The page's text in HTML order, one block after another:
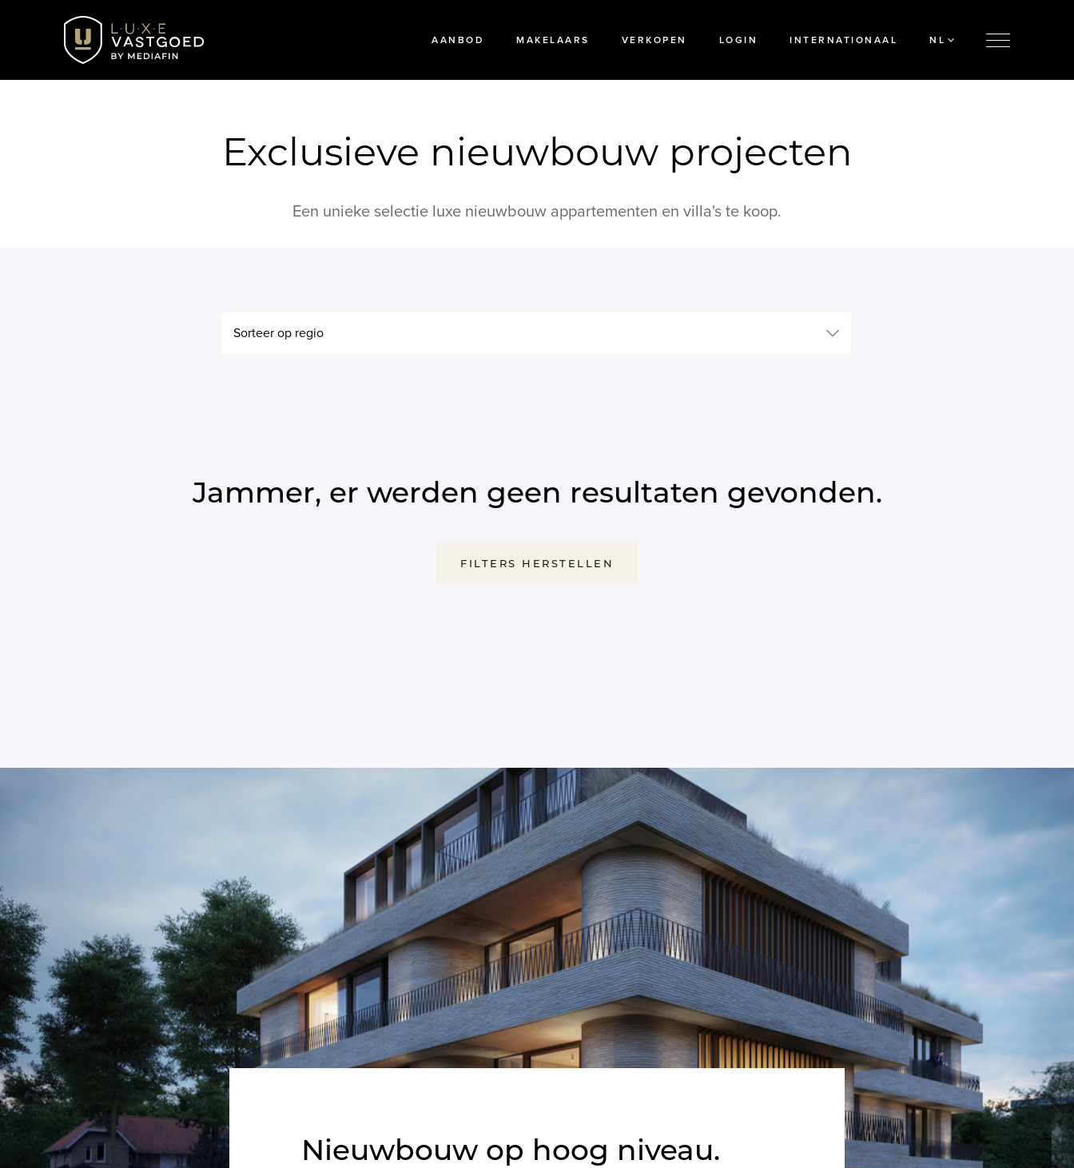
AANBOD MAKELAARS VERKOPEN LOGIN INTERNATIONAAL NL
Exclusieve nieuwbouw projecten
Een unieke selectie luxe nieuwbouw appartementen en villa's te koop.
Sorteer op regio
Jammer, er werden geen resultaten gevonden.
FILTERS HERSTELLEN
Nieuwbouw op hoog niveau.